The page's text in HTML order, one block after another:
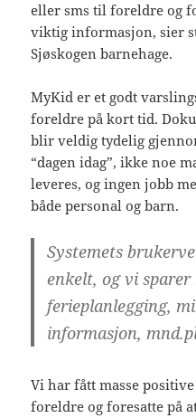
eller sms til foreldre og
viktig informasjon, sier
Sjøskogen barnehage.
MyKid er et godt
foreldre på kort tid.
blir veldig tydelig
“dagen idag”, ikke noe
leveres, og ingen jobb
både personal og barn.
Systemets
enkelt, og vi
ferieplanlegging,
informasjon,
Vi har fått masse
foreldre og foresatte på